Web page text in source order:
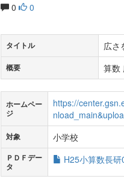
0 0
タイトル 広さ
概要 算数
ホームペー
ジ
https://
対象 小学校
ＰＤＦデー
タ
H25小算数長